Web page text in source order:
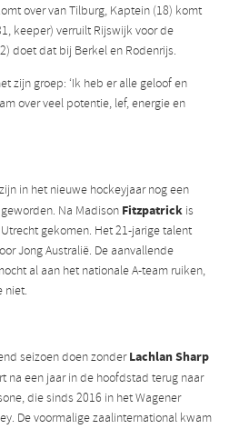
over van Tilburg, Kaptein (18) komt
keeper) verruilt Rijswijk voor de
doet dat bij Berkel en Rodenrijs.
zijn groep: ‘Ik heb er alle geloof en
over veel potentie, lef, energie en
in het nieuwe hockeyjaar nog een
Na Madison Fitzpatrick is
gekomen. Het 21-jarige talent
Jong Australië. De aanvallende
al aan het nationale A-team ruiken,
niet.
seizoen doen zonderLachlan Sharp
na een jaar in de hoofdstad terug naar
die sinds 2016 in het Wagener
De voormalige zaalinternational kwam